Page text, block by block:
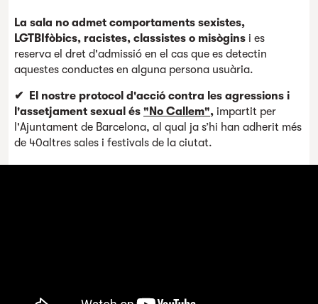
La sala no admet comportaments sexistes,
LGTBIfòbics, racistes, classistes o misògins i es
reserva el dret d'admissió en el cas que es detectin
aquestes conductes en alguna persona usuària.
✔
El nostre protocol d'acció contra les agressions i
l'assetjament sexual és "No Callem", impartit per
l'Ajuntament de Barcelona, al qual ja s’hi han adherit més
de 40altres sales i festivals de la ciutat.